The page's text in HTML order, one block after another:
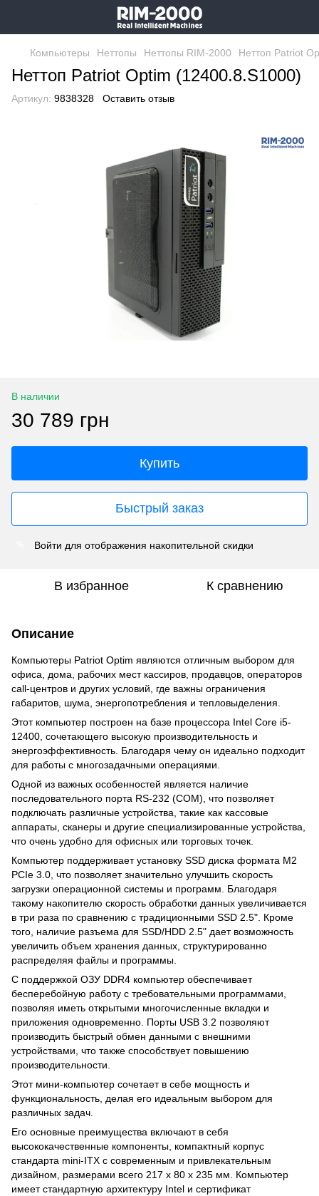
Компьютеры Неттопы Неттопы RIM-2000 Неттоп Patriot
Неттоп Patriot Optim (12400.8.S1000)
Артикул: 9838328 Оставить отзыв
В наличии
30 789 грн
Купить
Быстрый заказ
Войти для отображения накопительной скидки
В избранное К сравнению
Описание
Компьютеры Patriot Optim являются отличным выбором для
офиса, дома, рабочих мест кассиров, продавцов, операторов
call-центров и других условий, где важны ограничения
габаритов, шума, энергопотребления и тепловыделения.
Этот компьютер построен на базе процессора Intel Core i5-
12400, сочетающего высокую производительность и
энергоэффективность. Благодаря чему он идеально подходит
для работы с многозадачными операциями.
Одной из важных особенностей является наличие
последовательного порта RS-232 (COM), что позволяет
подключать различные устройства, такие как кассовые
аппараты, сканеры и другие специализированные устройства,
что очень удобно для офисных или торговых точек.
Компьютер поддерживает установку SSD диска формата М2
PCIe 3.0, что позволяет значительно улучшить скорость
загрузки операционной системы и программ. Благодаря
такому накопителю скорость обработки данных увеличивается
в три раза по сравнению с традиционными SSD 2.5". Кроме
того, наличие разъема для SSD/HDD 2.5" дает возможность
увеличить объем хранения данных, структурированно
распределяя файлы и программы.
С поддержкой ОЗУ DDR4 компьютер обеспечивает
бесперебойную работу с требовательными программами,
позволяя иметь открытыми многочисленные вкладки и
приложения одновременно. Порты USB 3.2 позволяют
производить быстрый обмен данными с внешними
устройствами, что также способствует повышению
производительности.
Этот мини-компьютер сочетает в себе мощность и
функциональность, делая его идеальным выбором для
различных задач.
Его основные преимущества включают в себя
высококачественные компоненты, компактный корпус
стандарта mini-ITX с современным и привлекательным
дизайном, размерами всего 217 x 80 x 235 мм. Компьютер
имеет стандартную архитектуру Intel и сертификат